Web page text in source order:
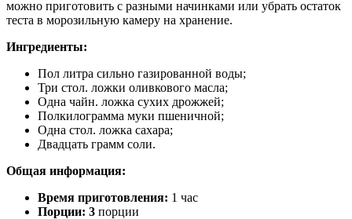
можно приготовить с разными начинками или убрать остаток
теста в морозильную камеру на хранение.
Ингредиенты:
Пол литра сильно газированной воды;
Три стол. ложки оливкового масла;
Одна чайн. ложка сухих дрожжей;
Полкилограмма муки пшеничной;
Одна стол. ложка сахара;
Двадцать грамм соли.
Общая информация:
Время приготовления: 1 час
Порции: 3 порции